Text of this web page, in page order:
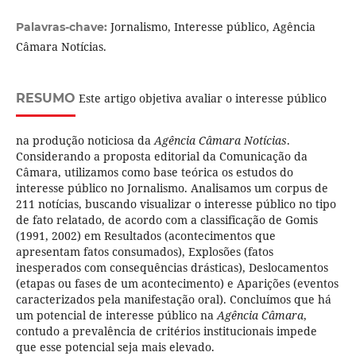
Palavras-chave: Jornalismo, Interesse público, Agência
Câmara Notícias.
RESUMO Este artigo objetiva avaliar o interesse público
na produção noticiosa daAgência Câmara Notícias.
Considerando a proposta editorial da Comunicação da
Câmara, utilizamos como base teórica os estudos do
interesse público no Jornalismo. Analisamos um corpus de
211 notícias, buscando visualizar o interesse público no tipo
de fato relatado, de acordo com a classificação de Gomis
(1991, 2002) em Resultados (acontecimentos que
apresentam fatos consumados), Explosões (fatos
inesperados com consequências drásticas), Deslocamentos
(etapas ou fases de um acontecimento) e Aparições (eventos
caracterizados pela manifestação oral). Concluímos que há
um potencial de interesse público naAgência Câmara,
contudo a prevalência de critérios institucionais impede
que esse potencial seja mais elevado.